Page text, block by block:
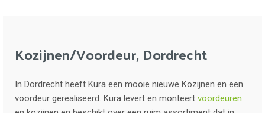
Kozijnen/Voordeur, Dordrecht
In Dordrecht heeft Kura een mooie nieuwe Kozijnen en een
voordeur gerealiseerd. Kura levert en monteert voordeuren